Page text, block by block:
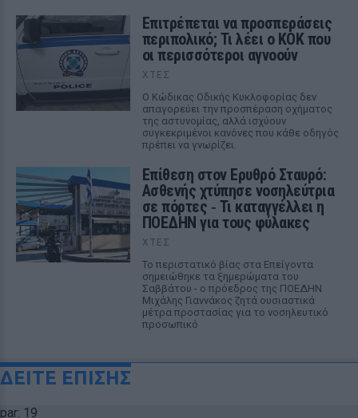
Επιτρέπεται να προσπεράσεις
περιπολικό; Τι λέει ο ΚΟΚ που
οι περισσότεροι αγνοούν
ΧΤΕΣ
Ο Κώδικας Οδικής Κυκλοφορίας δεν
απαγορεύει την προσπέραση οχήματος
της αστυνομίας, αλλά ισχύουν
συγκεκριμένοι κανόνες που κάθε οδηγός
πρέπει να γνωρίζει.
Επίθεση στον Ερυθρό Σταυρό:
Ασθενής χτύπησε νοσηλεύτρια
σε πόρτες ‑ Τι καταγγέλλει η
ΠΟΕΔΗΝ για τους φύλακες
ΧΤΕΣ
Το περιστατικό βίας στα Επείγοντα
σημειώθηκε τα ξημερώματα του
Σαββάτου - ο πρόεδρος της ΠΟΕΔΗΝ
Μιχάλης Γιαννάκος ζητά ουσιαστικά
μέτρα προστασίας για το νοσηλευτικό
προσωπικό
ΔΕΙΤΕ ΕΠΙΣΗΣ
par: 19